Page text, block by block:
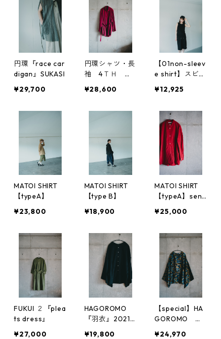
円環『race car
digan』SUKASI
¥29,700
円環シャツ・長
袖 4ＴＨ ａ
ａｒｙ
¥28,600
【01non-sleev
e shirt】スビン
¥12,925
MATOI SHIRT
【typeA】
¥23,800
MATOI SHIRT
【type B】
¥18,900
MATOI SHIRT
【typeA】sen
¥25,000
FUKUI ２『plea
ts dress』
¥27,000
HAGOROMO
『羽衣』2021v
¥19,800
【special】HA
GOROMO 袖
¥24,970